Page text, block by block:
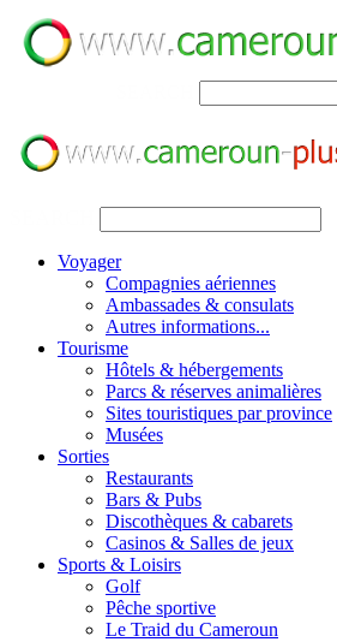
Voyager
Compagnies aériennes
Ambassades & consulats
Autres informations...
Tourisme
Hôtels & hébergements
Parcs & réserves animalières
Sites touristiques par province
Musées
Sorties
Restaurants
Bars & Pubs
Discothèques & cabarets
Casinos & Salles de jeux
Sports & Loisirs
Golf
Pêche sportive
Le Traid du Cameroun